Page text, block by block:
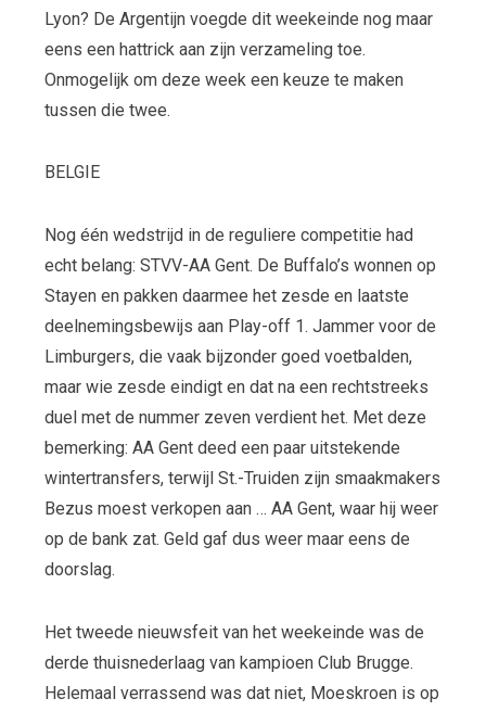
Lyon? De Argentijn voegde dit weekeinde nog maar
eens een hattrick aan zijn verzameling toe.
Onmogelijk om deze week een keuze te maken
tussen die twee.
BELGIE
Nog één wedstrijd in de reguliere competitie had
echt belang: STVV-AA Gent. De Buffalo’s wonnen op
Stayen en pakken daarmee het zesde en laatste
deelnemingsbewijs aan Play-off 1. Jammer voor de
Limburgers, die vaak bijzonder goed voetbalden,
maar wie zesde eindigt en dat na een rechtstreeks
duel met de nummer zeven verdient het. Met deze
bemerking: AA Gent deed een paar uitstekende
wintertransfers, terwijl St.-Truiden zijn smaakmakers
Bezus moest verkopen aan … AA Gent, waar hij weer
op de bank zat. Geld gaf dus weer maar eens de
doorslag.
Het tweede nieuwsfeit van het weekeinde was de
derde thuisnederlaag van kampioen Club Brugge.
Helemaal verrassend was dat niet, Moeskroen is op